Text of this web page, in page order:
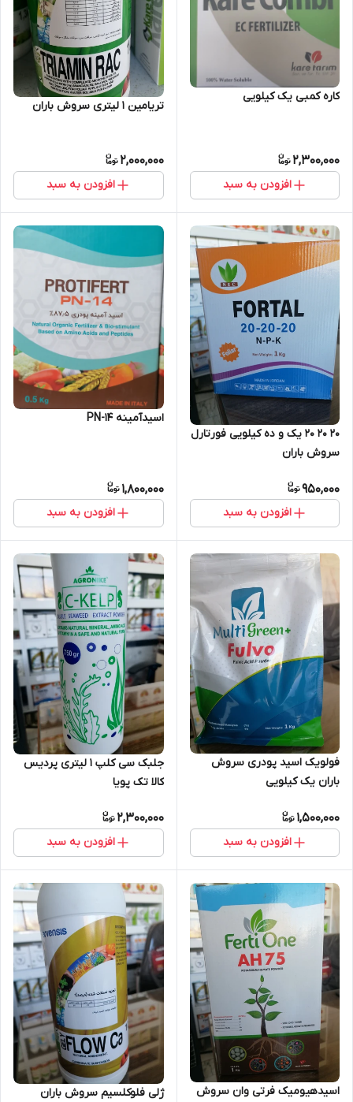
کاره کمبی یک کیلویی
2,300,000
افزودن به سبد
تریامین ۱ لیتری سروش باران
2,000,000
افزودن به سبد
۲۰ ۲۰ ۲۰ یک و ده کیلویی فورتارل
سروش باران
950,000
افزودن به سبد
اسیدآمینه PN-14
1,800,000
افزودن به سبد
فولویک اسید پودری سروش
باران یک کیلویی
1,500,000
افزودن به سبد
جلبک سی کلپ ۱ لیتری پردیس
کالا تک پویا
2,300,000
افزودن به سبد
اسیدهیومیک فرتی وان سروش ژلی فلوکلسیم سروش باران